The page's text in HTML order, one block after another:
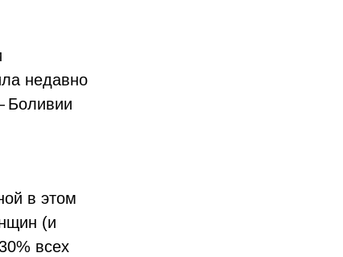
недавно
Боливии
в этом
(и
всех